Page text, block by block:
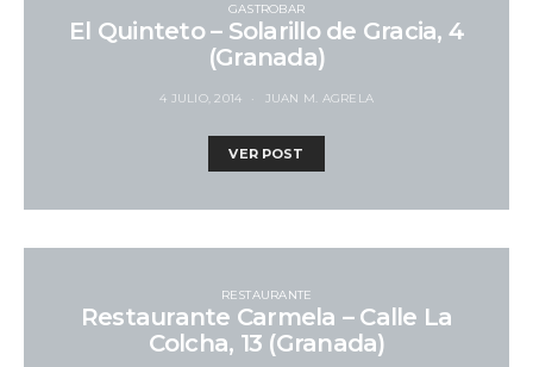
GASTROBAR
El Quinteto – Solarillo de Gracia, 4
(Granada)
4 JULIO, 2014 JUAN M. AGRELA
VER POST
RESTAURANTE
Restaurante Carmela – Calle La
Colcha, 13 (Granada)